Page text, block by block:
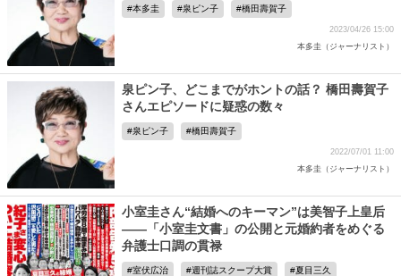
本多圭 泉ピン子 橋田壽賀子
2023/04/26 15:00
本多圭（ジャーナリスト）
泉ピン子、どこまでがホントの話？ 橋田壽賀子
さんエピソードに疑惑の数々
泉ピン子 橋田壽賀子
2022/07/01 11:00
本多圭（ジャーナリスト）
小室圭さん“結婚へのキーマン”は美智子上皇后
――「小室圭文書」の公開と元婚約者をめぐる
弁護士口調の貫禄
室伏広治 週刊誌スクープ大賞 夏目三久